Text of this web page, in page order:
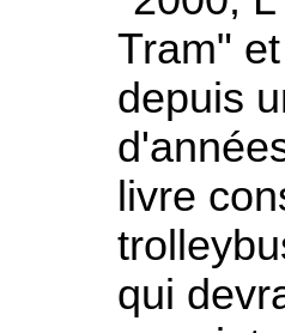
Tram"
depuis
livre
qui